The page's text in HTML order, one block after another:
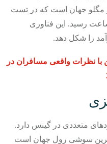
مگلو جهان است که در تست
بر ساعت رسید. این فناوری
را شکل دهد.
با نظرات واقعی مسافران در
متعددی در گینس دارد.
سوشی رول جهان است